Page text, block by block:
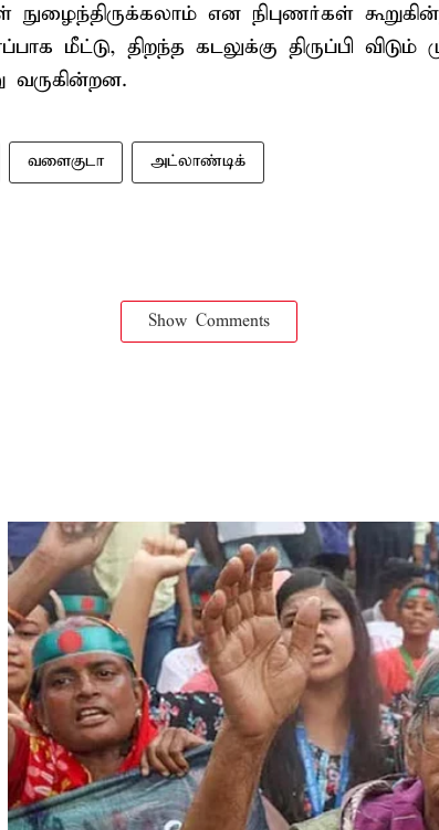
நுழைந்திருக்கலாம் என நிபுணர்கள்
மீட்டு, திறந்த கடலுக்கு திருப்பி விடும்
வருகின்றன.
வளைகுடா அட்லாண்டிக்
Show Comments